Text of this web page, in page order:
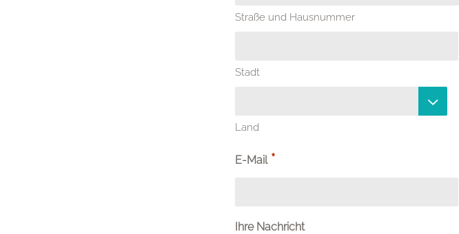
Straße und Hausnummer
Stadt

Land
E-Mail *
Ihre Nachricht